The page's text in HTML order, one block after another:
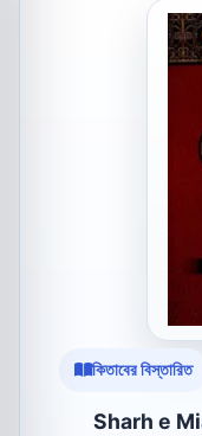
কিতাবের বিস্তারিত